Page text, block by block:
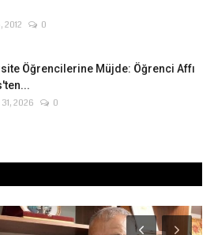
2012 0
Öğrencilerine Müjde: Öğrenci Affı
2026 0